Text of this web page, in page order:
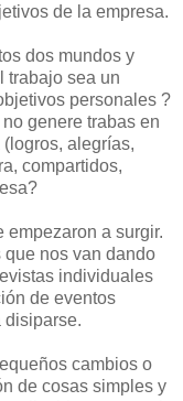
de la empresa.
dos mundos y
trabajo sea un
personales ?
genere trabas en
alegrías,
compartidos,
empezaron a surgir.
que nos van dando
individuales
de eventos
disiparse.
cambios o
de cosas simples y